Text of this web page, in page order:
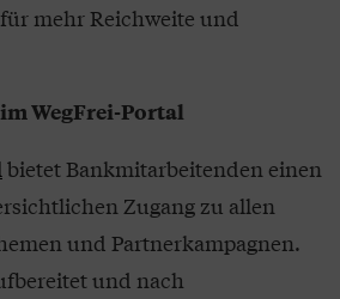
mehr Reichweite und
WegFrei-Portal
bietet Bankmitarbeitenden einen
Zugang zu allen
und Partnerkampagnen.
und nach